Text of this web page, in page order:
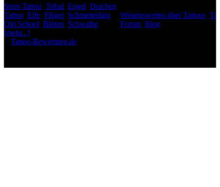
Stern Tattoo Tribal Engel Drachen
Tattoo Elfe Flügel Schmetterling
Old School Blüten Schwalbe
[mehr...]
Wissenswertes über Tattoos
Forum Blog
Tattoo-Bewertung.de